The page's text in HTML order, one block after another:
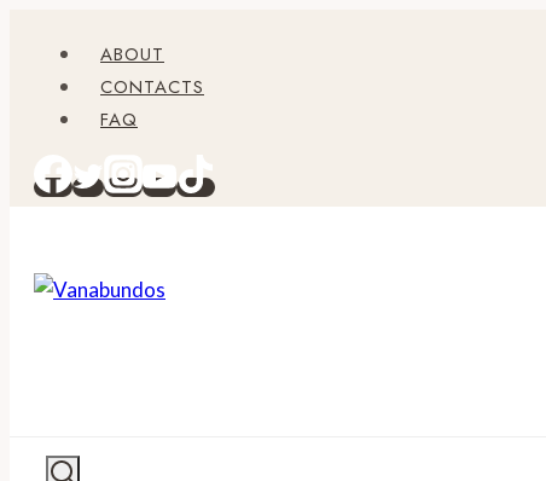
springen
ABOUT
CONTACTS
FAQ